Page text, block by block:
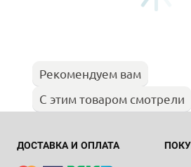
Рекомендуем вам
С этим товаром смотрели
ДОСТАВКА И ОПЛАТА